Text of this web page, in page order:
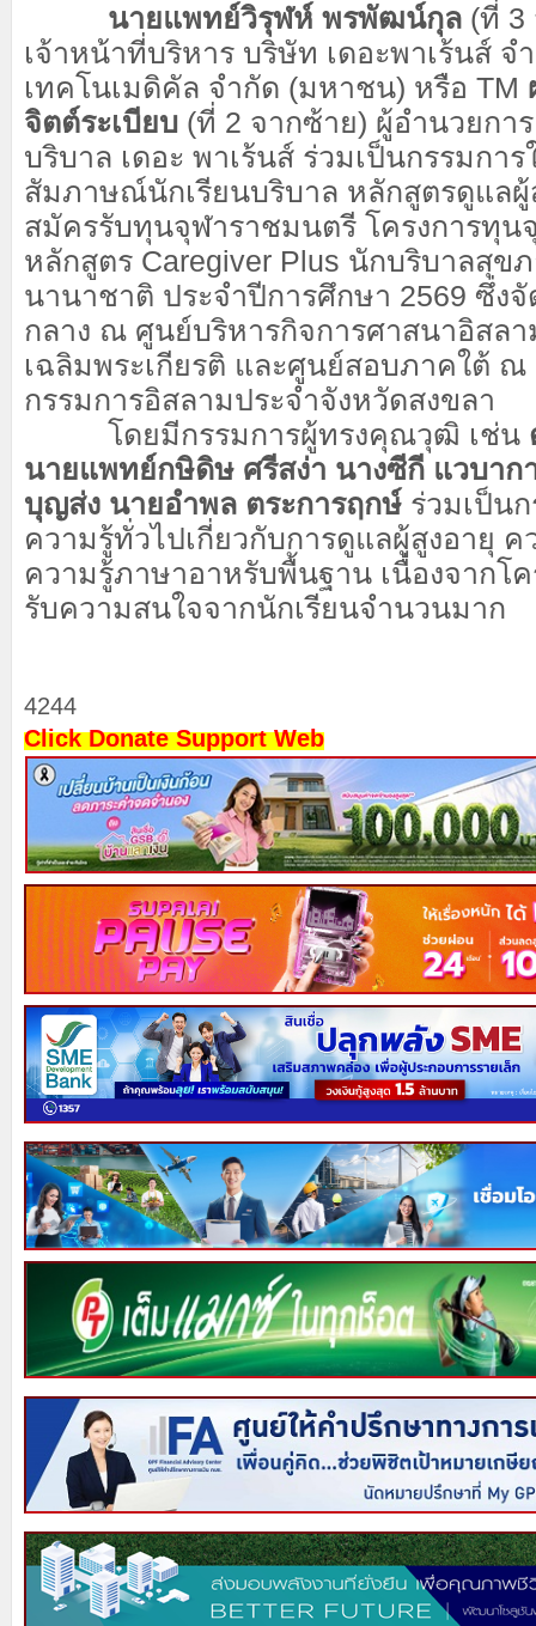
นายแพทย์วิรุฬห์ พรพัฒน์กุล (ที่ 3
เจ้าหน้าที่บริหาร บริษัท เดอะพาเร้นส์ จ
เทคโนเมดิคัล จำกัด (มหาชน) หรือ TM
จิตต์ระเบียบ (ที่ 2 จากซ้าย) ผู้อำนวยการ
บริบาล เดอะ พาเร้นส์ ร่วมเป็นกรรมกา
สัมภาษณ์นักเรียนบริบาล หลักสูตรดูแลผู้
สมัครรับทุนจุฬาราชมนตรี โครงการทุน
หลักสูตร Caregiver Plus นักบริบาลสุข
นานาชาติ ประจำปีการศึกษา 2569 ซึ่ง
กลาง ณ ศูนย์บริหารกิจการศาสนาอิสล
เฉลิมพระเกียรติ และศูนย์สอบภาคใต้
กรรมการอิสลามประจำจังหวัดสงขลา
โดยมีกรรมการผู้ทรงคุณวุฒิ เช่น
นายแพทย์กษิดิษ ศรีสง่า นางซีกี แวบาก
บุญส่ง นายอำพล ตระการฤกษ์ ร่วมเป็น
ความรู้ทั่วไปเกี่ยวกับการดูแลผู้สูงอายุ
ความรู้ภาษาอาหรับพื้นฐาน เนื่องจากโค
รับความสนใจจากนักเรียนจำนวนมาก
4244
Click Donate Support Web